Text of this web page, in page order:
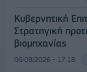
Κυβερνητική
Στρατηγική
βιομηχανίας
06/08/2026 - 17:18